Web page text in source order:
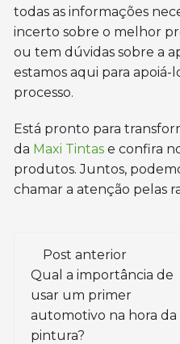
todas as informações
incerto sobre o melhor
ou tem dúvidas sobre a
estamos aqui para apoiá-
processo.
Está pronto para
da Maxi Tintas e confira
produtos. Juntos,
chamar a atenção pelas
Navegação
de
post
Post anterior
Qual a importância de
usar um primer
automotivo na hora da
pintura?